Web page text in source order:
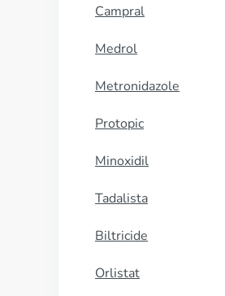
Campral
Medrol
Metronidazole
Protopic
Minoxidil
Tadalista
Biltricide
Orlistat